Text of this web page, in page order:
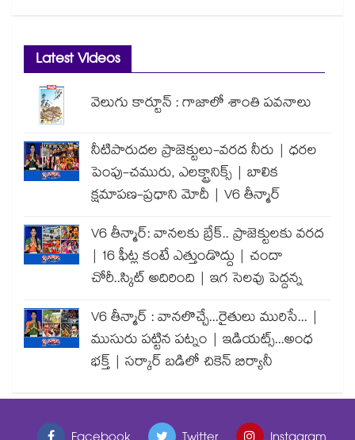
Latest Videos
వెలుగు కార్టూన్ : గాజాలో శాంతి పవనాలు
నీటిపారుదల ప్రాజెక్టులు-వరద నీరు | ధరల
పెంపు-చమురు, ఎలక్ట్రానిక్స్ | బాలిక
క్షమాపణ-ప్రధాని మోదీ | V6 తీన్మార్
V6 తీన్మార్: వానలకు బ్రేక్.. ప్రాజెక్టులకు వరద
| 16 ఫీట్ల కంటే ఎత్తుండొద్దు | చందా
చోరీ..స్కిట్ అదిరింది | ఇగ సెలవు పెద్దన్న
V6 తీన్మార్ : వానలొచ్చే...రైతులు మురిసే... |
ముసురు పట్టిన పట్నం | ఇడియట్స్...అంధ
భక్త్ | సర్కార్ బడిలో చికెన్ బిర్యానీ